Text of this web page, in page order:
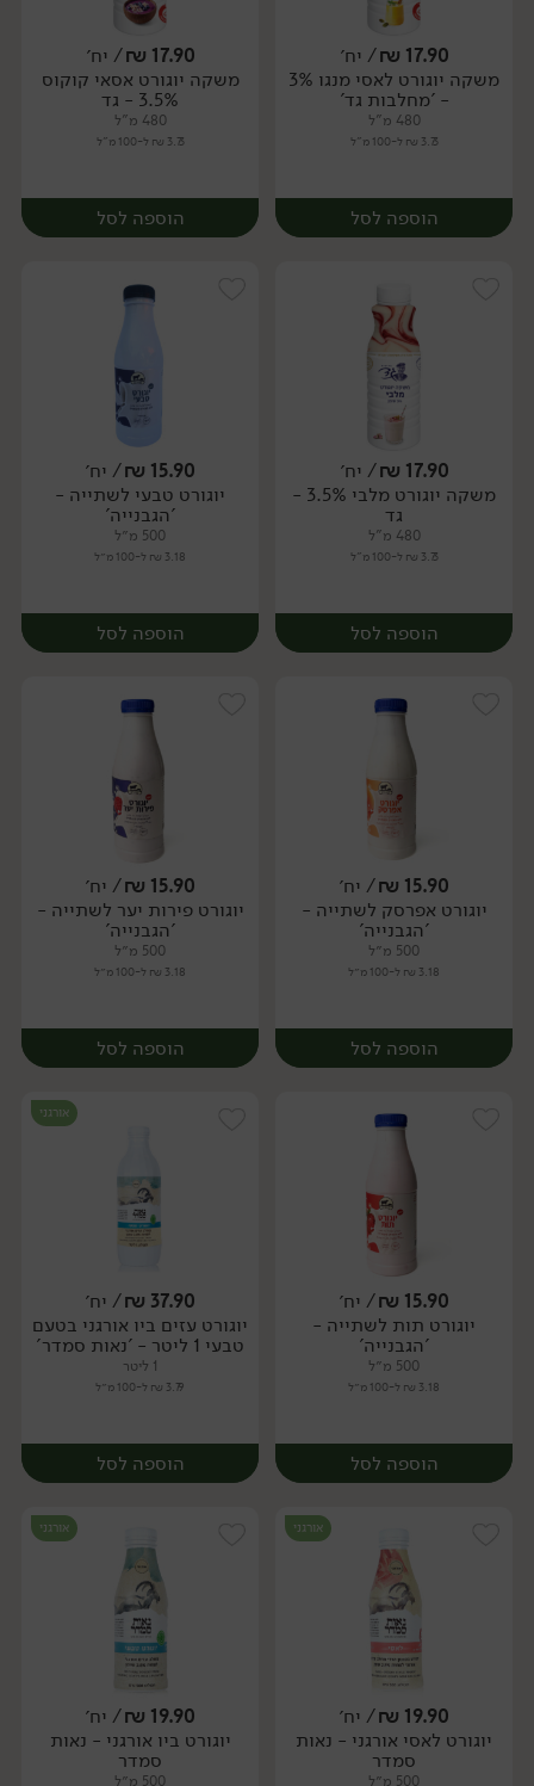
יח׳
17.90
₪/ יח׳
משקה יוגורט לאסי מנגו 3%
- 'מחלבות גד'
480 מ"ל
3.73 ₪ ל-100 מ"ל
הוספה לסל
יח׳
17.90
₪/ יח׳
משקה יוגורט אסאי קוקוס
3.5% - גד
480 מ"ל
3.73 ₪ ל-100 מ"ל
הוספה לסל
יח׳
17.90
₪/ יח׳
משקה יוגורט מלבי 3.5% -
גד
480 מ"ל
3.73 ₪ ל-100 מ"ל
הוספה לסל
יח׳
15.90
₪/ יח׳
יוגורט טבעי לשתייה -
'הגבנייה'
500 מ״ל
3.18 ₪ ל-100 מ״ל
הוספה לסל
יח׳
15.90
₪/ יח׳
יוגורט אפרסק לשתייה -
'הגבנייה'
500 מ״ל
3.18 ₪ ל-100 מ״ל
הוספה לסל
יח׳
15.90
₪/ יח׳
יוגורט פירות יער לשתייה -
'הגבנייה'
500 מ״ל
3.18 ₪ ל-100 מ״ל
הוספה לסל
יח׳
15.90
₪/ יח׳
יוגורט תות לשתייה -
'הגבנייה'
500 מ״ל
3.18 ₪ ל-100 מ״ל
הוספה לסל
יח׳
אורגני
37.90
₪/ יח׳
יוגורט עזים ביו אורגני בטעם
טבעי 1 ליטר - 'נאות סמדר'
1 ליטר
3.79 ₪ ל-100 מ״ל
הוספה לסל
יח׳
אורגני
19.90
₪/ יח׳
יוגורט לאסי אורגני - נאות
סמדר
500 מ״ל
אורגני
19.90
₪/ יח׳
יוגורט ביו אורגני - נאות
סמדר
500 מ״ל